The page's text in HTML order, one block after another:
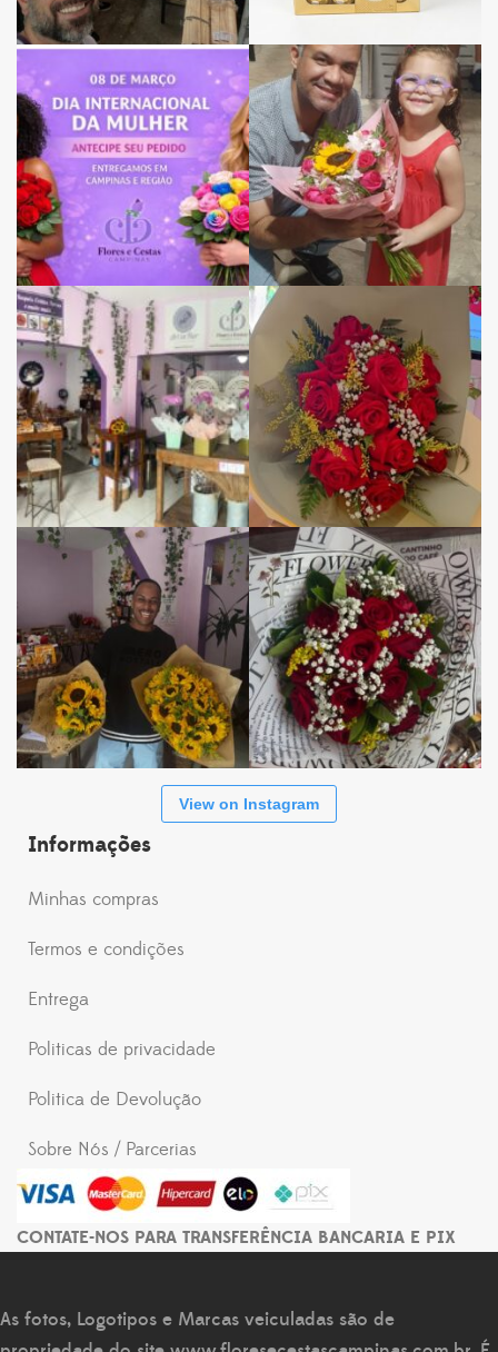
View on Instagram
Informações
Minhas compras
Termos e condições
Entrega
Politicas de privacidade
Politica de Devolução
Sobre Nós / Parcerias
CONTATE-NOS PARA TRANSFERÊNCIA BANCARIA E PIX
As fotos, Logotipos e Marcas veiculadas são de